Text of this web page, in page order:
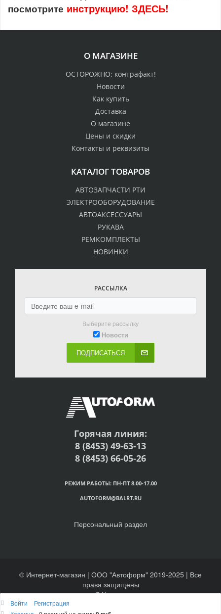
посмотрите инструкцию! ЗДЕСЬ!
О МАГАЗИНЕ
ОСТОРОЖНО: контрафакт!
Новости
Как купить
Доставка
О магазине
Цены и скидки
Контакты и реквизиты
КАТАЛОГ ТОВАРОВ
АВТОЗАПЧАСТИ РТИ
ЭЛЕКТРООБОРУДОВАНИЕ
АВТОАКСЕССУАРЫ
РУКАВА
РЕМКОМПЛЕКТЫ
НОВИНКИ
РАССЫЛКА
Выберите рассылку
Новости
ПОДПИСАТЬСЯ
Горячая линия:
8 (8453) 49-63-13
8 (8453) 66-05-26
РЕЖИМ РАБОТЫ: ПН-ПТ 8.00-17.00
AUTOFORM@BALRT.RU
Персональный раздел
© Интернет-магазин | ООО "Автоформ" 2019-2025 | Все
права защищены
Наверх
Войти
Регистрация